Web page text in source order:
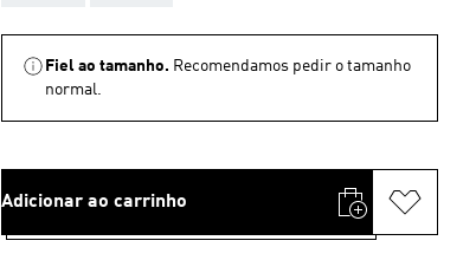
Fiel ao tamanho. Recomendamos pedir o tamanho
normal.
Adicionar ao carrinho